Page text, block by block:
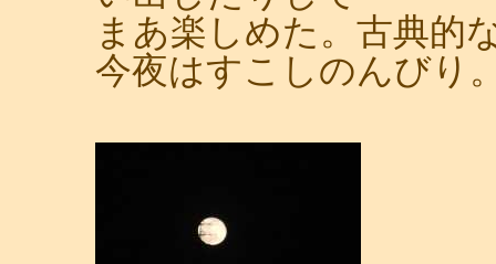
まあ楽しめた。古典的
今夜はすこしのんびり